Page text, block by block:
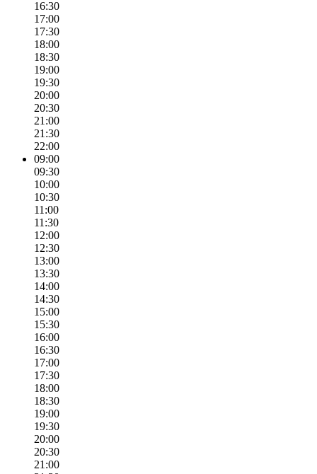
16:30
17:00
17:30
18:00
18:30
19:00
19:30
20:00
20:30
21:00
21:30
22:00
09:00
09:30
10:00
10:30
11:00
11:30
12:00
12:30
13:00
13:30
14:00
14:30
15:00
15:30
16:00
16:30
17:00
17:30
18:00
18:30
19:00
19:30
20:00
20:30
21:00